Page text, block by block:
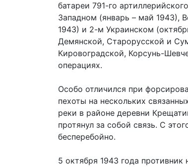
батареи 791-го
Западном (январь – май 1943),
1943) и 2-м Украинском
Демянской, Старорусской и
Кировоградской, Корсунь-
операциях.
Особо отличился при
пехоты на нескольких
реки в районе деревни
протянул за собой связь. С
бесперебойно.
5 октября 1943 года противник